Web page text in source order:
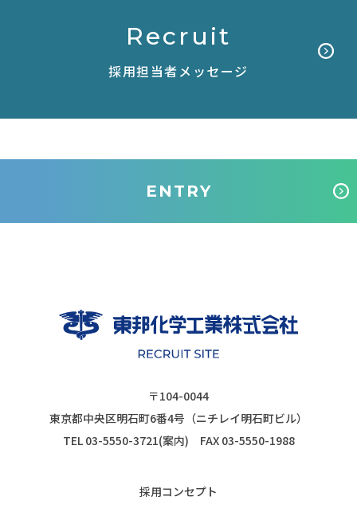
採用担当者メッセージ
ENTRY
〒104-0044
東京都中央区明石町6番4号 （ニチレイ明石町ビル）
TEL 03-5550-3721(案内) FAX 03-5550-1988
採用コンセプト